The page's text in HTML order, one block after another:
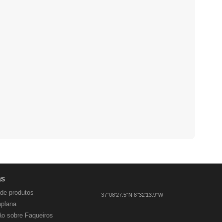
produtos
sobre Faqueiros
37°08'27.5"N 8°32'13.9"W